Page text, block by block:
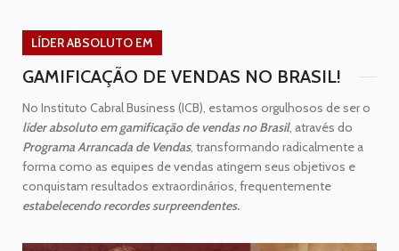
LÍDER ABSOLUTO EM
GAMIFICAÇÃO DE VENDAS NO BRASIL!
No Instituto Cabral Business (ICB), estamos orgulhosos de ser o
líder absoluto em gamificação de vendas no Brasil, através do
Programa Arrancada de Vendas, transformando radicalmente a
forma como as equipes de vendas atingem seus objetivos e
conquistam resultados extraordinários, frequentemente
estabelecendo recordes surpreendentes.